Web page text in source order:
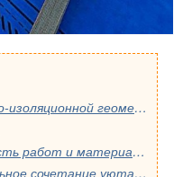
Применение защитно-изоляционной геомембраны в зимних условиях
Как снизить стоимость работ и материалов на бетонной подготовке и гидроизоляции?
Дома из сруба: идеальное сочетание уюта и прочности.